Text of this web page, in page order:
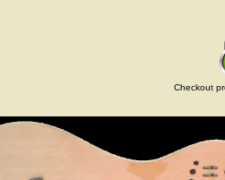
Checkout